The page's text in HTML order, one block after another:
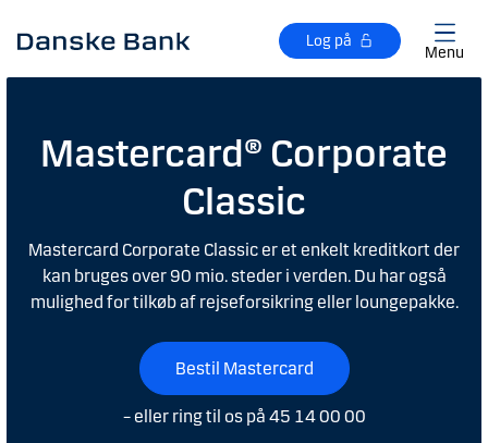
Log på
Menu
Mastercard® Corporate
Classic
Mastercard Corporate Classic er et enkelt kreditkort der
kan bruges over 90 mio. steder i verden. Du har også
mulighed for tilkøb af rejseforsikring eller loungepakke.
Bestil Mastercard
– eller ring til os på 45 14 00 00